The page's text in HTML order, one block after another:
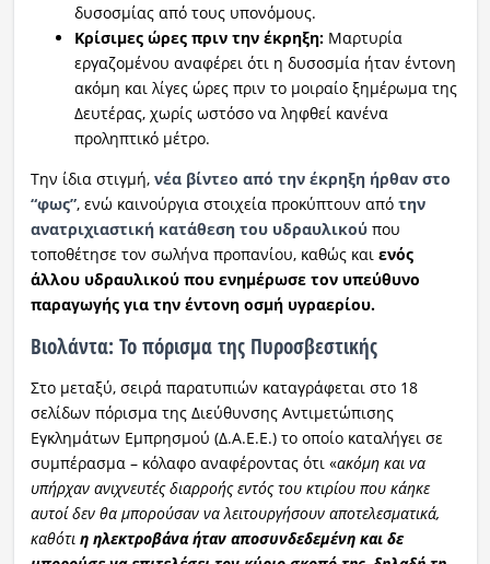
δυσοσμίας από τους υπονόμους.
Κρίσιμες ώρες πριν την έκρηξη:Μαρτυρία
εργαζομένου αναφέρει ότι η δυσοσμία ήταν έντονη
ακόμη και λίγες ώρες πριν το μοιραίο ξημέρωμα της
Δευτέρας, χωρίς ωστόσο να ληφθεί κανένα
προληπτικό μέτρο.
Την ίδια στιγμή, νέα βίντεο από την έκρηξη ήρθαν στο
“φως”, ενώ καινούργια στοιχεία προκύπτουν από την
ανατριχιαστική κατάθεση του υδραυλικούπου
τοποθέτησε τον σωλήνα προπανίου, καθώς και ενός
άλλου υδραυλικού που ενημέρωσε τον υπεύθυνο
παραγωγής για την έντονη οσμή υγραερίου.
Βιολάντα: Το πόρισμα της Πυροσβεστικής
Στο μεταξύ, σειρά παρατυπιών καταγράφεται στο 18
σελίδων πόρισμα της Διεύθυνσης Αντιμετώπισης
Εγκλημάτων Εμπρησμού (Δ.Α.Ε.Ε.) το οποίο καταλήγει σε
συμπέρασμα – κόλαφο αναφέροντας ότι «ακόμη και να
υπήρχαν ανιχνευτές διαρροής εντός του κτιρίου που κάηκε
αυτοί δεν θα μπορούσαν να λειτουργήσουν αποτελεσματικά,
καθότι η ηλεκτροβάνα ήταν αποσυνδεδεμένη και δε